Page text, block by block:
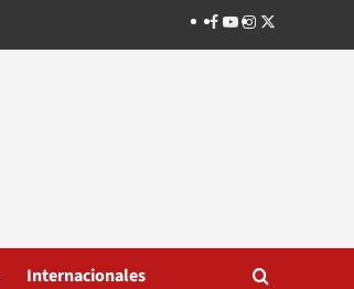
Facebook
Youtube
Instagram
Twitter
Internacionales